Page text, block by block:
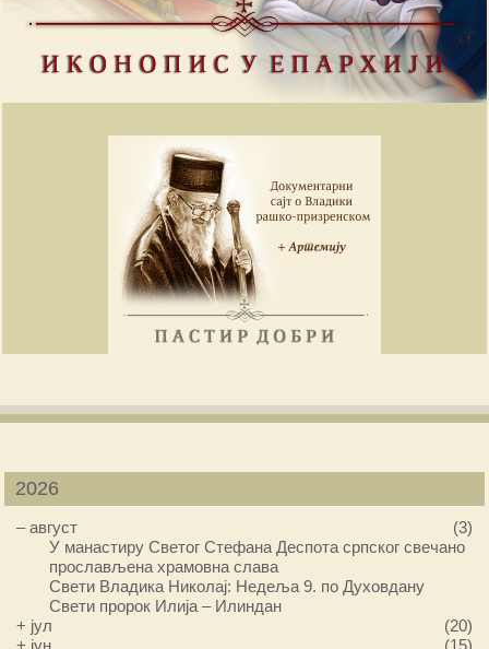
2026
–август
(3)
У манастиру Светог Стефана Деспота српског свечано
прослављена храмовна слава
Свети Владика Николај: Недеља 9. по Духовдану
Свети пророк Илија – Илиндан
+ јул
(20)